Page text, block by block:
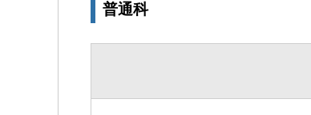
普通科